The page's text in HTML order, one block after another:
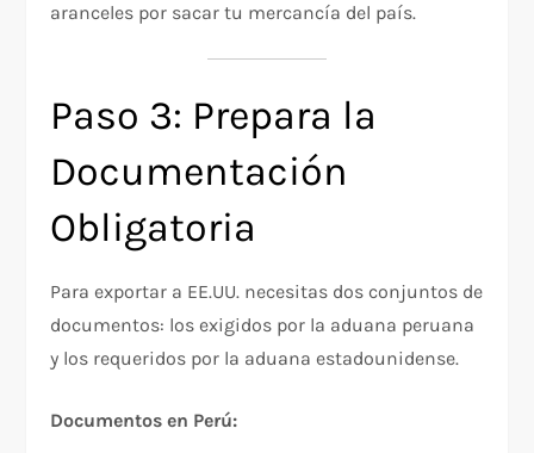
aranceles por sacar tu mercancía del país.
Paso 3: Prepara la
Documentación
Obligatoria
Para exportar a EE.UU. necesitas dos conjuntos de
documentos: los exigidos por la aduana peruana
y los requeridos por la aduana estadounidense.
Documentos en Perú: